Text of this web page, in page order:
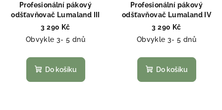
Profesionální pákový
odšťavňovač Lumaland III
3 290 Kč
Obvykle 3- 5 dnů
Do košíku
Profesionální pákový
odšťavňovač Lumaland IV
3 290 Kč
Obvykle 3- 5 dnů
Do košíku